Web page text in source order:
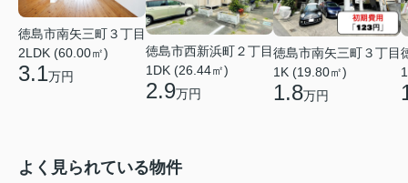
徳島市南矢三町３丁目
2LDK (60.00㎡)
3.1万円
徳島市西新浜町２丁目
1DK (26.44㎡)
2.9万円
徳島市南矢三町３丁目
1K (19.80㎡)
1.8万円
よく見られている物件